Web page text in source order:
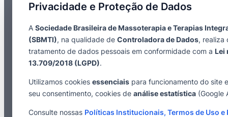
Privacidade e Proteção de Dados
A Sociedade Brasileira de Massoterapia e Terapias
(SBMTI), na qualidade de Controladora de Dados, realiza
tratamento de dados pessoais em conformidade com a Lei
13.709/2018 (LGPD).
Utilizamos cookies essenciais para funcionamento do site
seu consentimento, cookies de análise estatística (Google
Consulte nossas Políticas Institucionais, Termos de Uso e